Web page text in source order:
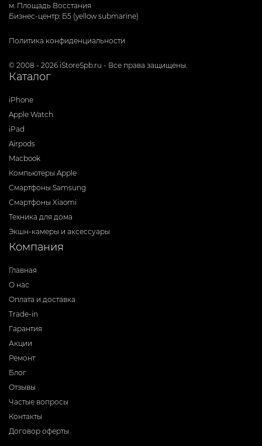
м. Площадь Восстания
Бизнес-центр: Б5 (yellow submarine)
Политика конфиденциальности
© 2008 - 2026 iStoreSpb.ru - Все права защищены.
Каталог
iPhone
Apple Watch
iPad
Airpods
Macbook
Компьютеры Apple
Смартфоны Samsung
Смартфоны Xiaomi
Техника для дома
Экшн-камеры и аксессуары
Компания
Главная
О нас
Оплата и доставка
Trade-in
Гарантия
Акции
Ремонт
Блог
Отзывы
Частые вопросы
Контакты
Договор оферты